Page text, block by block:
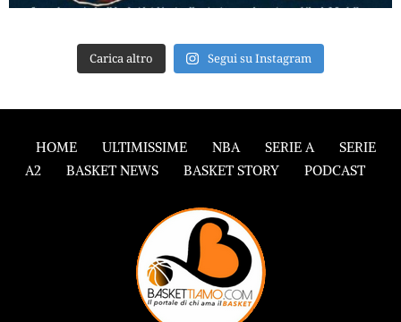
Carica altro Segui su Instagram
HOME ULTIMISSIME NBA SERIE A
SERIE
A2
BASKET NEWS BASKET STORY PODCAST